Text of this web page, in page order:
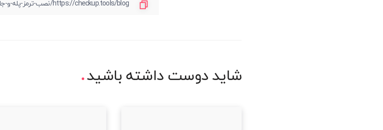
شاید دوست داشته باشید